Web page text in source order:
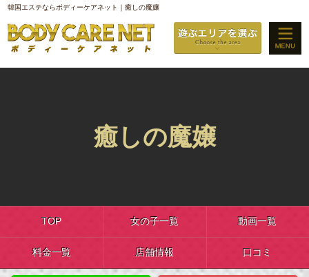
韓国エステならボディーケアネット｜癒しの魔嬢
癒しの魔嬢
TOP 女の子一覧 動画一覧
料金一覧 店舗情報 口コミ